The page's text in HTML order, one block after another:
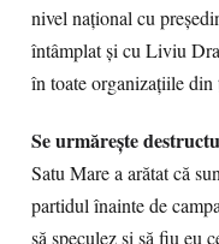
nivel naţional cu
întâmplat şi cu Liviu
în toate organizaţiile din
Se urmăreşte
Satu Mare a arătat că
partidul înainte de
să speculez şi să fiu eu